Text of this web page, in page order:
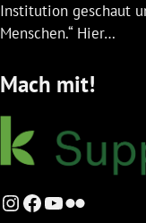
Institution geschaut
Menschen.“ Hier…
Mach mit!
Instagram
Facebook
YouTube
Flickr